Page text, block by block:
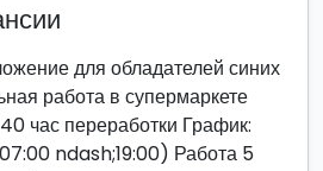
для обладателей синих
работа в супермаркете
час переработки График:
ndash;19:00) Работа 5